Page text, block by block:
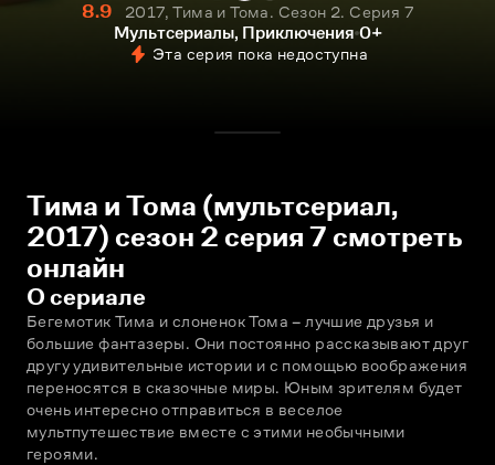
8.9
2017, Тима и Тома. Сезон 2. Серия 7
Мультсериалы, Приключения 0+
Эта серия пока недоступна
Тима и Тома (мультсериал,
2017) сезон 2 серия 7 смотреть
онлайн
О сериале
Бегемотик Тима и слонeнок Тома – лучшие друзья и
большие фантазeры. Они постоянно рассказывают друг
другу удивительные истории и с помощью воображения
переносятся в сказочные миры. Юным зрителям будет
очень интересно отправиться в веселое
мультпутешествие вместе с этими необычными
героями.